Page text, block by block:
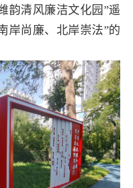
韵清风廉洁文化园”遥
岸尚廉、北岸崇法”的